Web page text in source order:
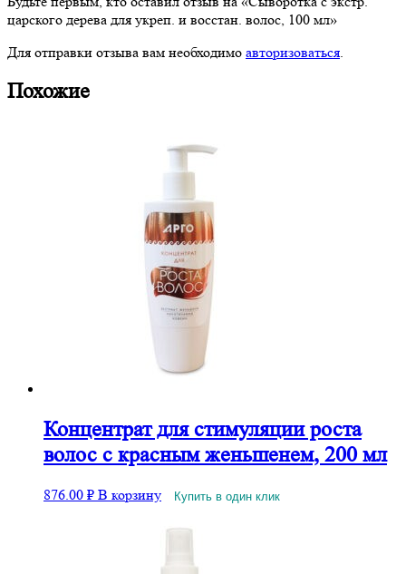
царского дерева для укреп. и восстан. волос, 100 мл»
Для отправки отзыва вам необходимо авторизоваться
Похожие
Концентрат для стимуляции роста
волос с красным женьшенем, 200 мл
876.00 ₽ В корзину Купить в один клик